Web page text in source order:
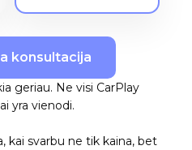
konsultacija
geriau. Ne visi CarPlay
yra vienodi.
kai svarbu ne tik kaina, bet